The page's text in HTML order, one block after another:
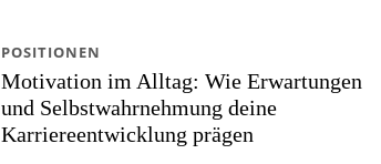
Motivation im Alltag: Wie Erwartungen
und Selbstwahrnehmung deine
Karriereentwicklung prägen
POSITIONEN